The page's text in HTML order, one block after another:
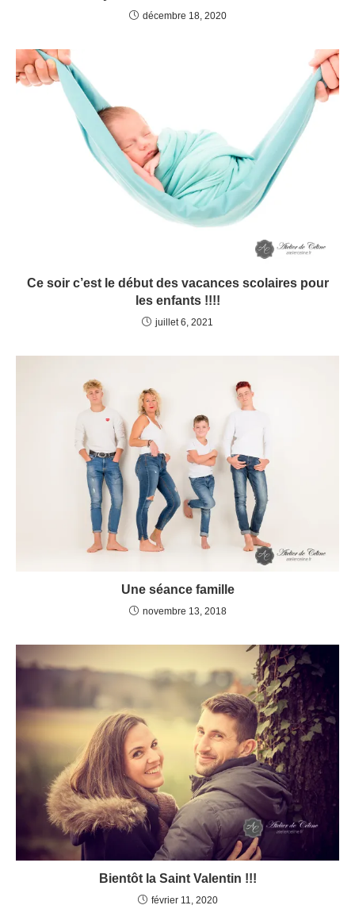
décembre 18, 2020
Ce soir c’est le début des vacances scolaires pour
les enfants !!!!
juillet 6, 2021
Une séance famille
novembre 13, 2018
Bientôt la Saint Valentin !!!
février 11, 2020